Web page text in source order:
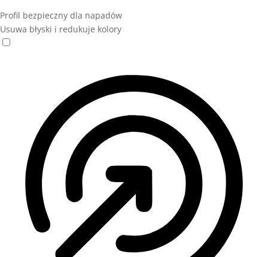
Profil bezpieczny dla napadów
Usuwa błyski i redukuje kolory